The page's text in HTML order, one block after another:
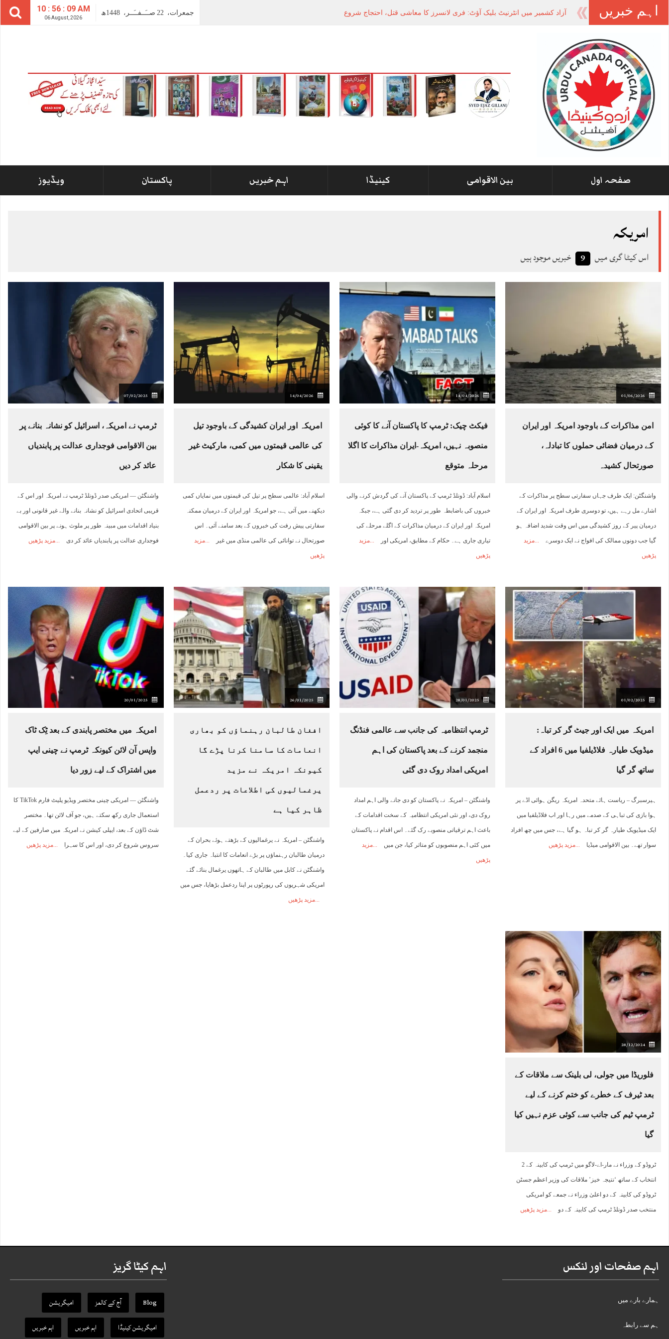
10 : 56 : 10 AM
06 August, 2026
جمعرات، 22 صــَــفــَــر، 1448ھ اہم خبریں
صفحہ اول بین الاقوامی کینیڈا اہم خبریں پاکستان ویڈیوز
امریکہ
اس کیٹا گری میں 9 خبریں موجود ہیں
01/06/2026
امن مذاکرات کے باوجود امریکہ اور ایران
کے درمیان فضائی حملوں کا تبادلہ،
صورتحال کشیدہ
واشنگٹن: ایک طرف جہاں سفارتی سطح پر مذاکرات کے
اشارے مل رہے ہیں، تو دوسری طرف امریکہ اور ایران کے
درمیان پیر کے روز کشیدگی میں اس وقت شدید اضافہ ہو
گیا جب دونوں ممالک کی افواج نے ایک دوسرے مزید
پڑھیں
14/04/2026
فیکٹ چیک: ٹرمپ کا پاکستان آنے کا کوئی
منصوبہ نہیں، امریکہ-ایران مذاکرات کا اگلا
مرحلہ متوقع
اسلام آباد: ڈونلڈ ٹرمپ کے پاکستان آنے کی گردش کرنے والی
خبروں کی باضابطہ طور پر تردید کر دی گئی ہے، جبکہ
امریکہ اور ایران کے درمیان مذاکرات کے اگلے مرحلے کی
تیاری جاری ہے۔ حکام کے مطابق، امریکی اور مزید
پڑھیں
14/04/2026
امریکہ اور ایران کشیدگی کے باوجود تیل
کی عالمی قیمتوں میں کمی، مارکیٹ غیر
یقینی کا شکار
اسلام آباد: عالمی سطح پر تیل کی قیمتوں میں نمایاں کمی
دیکھنے میں آئی ہے، جو امریکہ اور ایران کے درمیان ممکنہ
سفارتی پیش رفت کی خبروں کے بعد سامنے آئی۔ اس
صورتحال نے توانائی کی عالمی منڈی میں غیر مزید
پڑھیں
07/02/2025
ٹرمپ نے امریکہ، اسرائیل کو نشانہ بنانے پر
بین الاقوامی فوجداری عدالت پر پابندیاں
عائد کر دیں
واشنگٹن — امریکی صدر ڈونلڈ ٹرمپ نے امریکہ اور اس کے
قریبی اتحادی اسرائیل کو نشانہ بنانے والے غیر قانونی اور بے
بنیاد اقدامات میں مبینہ طور پر ملوث ہونے پر بین الاقوامی
فوجداری عدالت پر پابندیاں عائد کر دی مزید پڑھیں
01/02/2025
امریکہ میں ایک اور جیٹ گر کر تباہ:
میڈویک طیارہ فلاڈیلفیا میں 6 افراد کے
ساتھ گر گیا
ہیرسبرگ – ریاست ہائے متحدہ امریکہ ریگن ہوائی اڈے پر
ہوا بازی کی تباہی کے صدمے میں رہا اور اب فلاڈیلفیا میں
ایک میڈیویک طیارہ گر کر تباہ ہو گیا ہے، جس میں چھ افراد
سوار تھے۔ بین الاقوامی میڈیا مزید پڑھیں
28/01/2025
ٹرمپ انتظامیہ کی جانب سے عالمی فنڈنگ ​​
منجمد کرنے کے بعد پاکستان کی اہم
امریکی امداد روک دی گئی
واشنگٹن – امریکہ نے پاکستان کو دی جانے والی اہم امداد
روک دی، اور نئی امریکی انتظامیہ کے سخت اقدامات کے
باعث اہم ترقیاتی منصوبے رک گئے۔ اس اقدام نے پاکستان
میں کئی اہم منصوبوں کو متاثر کیا، جن میں مزید
پڑھیں
26/01/2025
افغان طالبان رہنماؤں کو بھاری
انعامات کا سامنا کرنا پڑے گا
کیونکہ امریکہ نے مزید
یرغمالیوں کی اطلاعات پر ردعمل
ظاہر کیا ہے
واشنگٹن – امریکہ نے یرغمالیوں کے بڑھتے ہوئے بحران کے
درمیان طالبان رہنماؤں پر بڑے انعامات کا انتباہ جاری کیا۔
واشنگٹن نے کابل میں طالبان کے ہاتھوں یرغمال بنائے گئے
امریکی شہریوں کی رپورٹوں پر اپنا ردعمل بڑھایا، جس میں
مزید پڑھیں
20/01/2025
امریکہ میں مختصر پابندی کے بعد ٹِک ٹاک
واپس آن لائن کیونکہ ٹرمپ نے چینی ایپ
میں اشتراک کے لیے زور دیا
واشنگٹن — امریکی چینی مختصر ویڈیو پلیٹ فارم TikTok کا
استعمال جاری رکھ سکتے ہیں، جو آف لائن تھا۔ مختصر
شٹ ڈاؤن کے بعد، ایپلی کیشن نے امریکہ میں صارفین کے لیے
سروس شروع کر دی، اور اس کا سہرا مزید پڑھیں
28/12/2024
فلوریڈا میں جولی، لی بلینک سے ملاقات کے
بعد ٹیرف کے خطرے کو ختم کرنے کے لیے
ٹرمپ ٹیم کی جانب سے کوئی عزم نہیں کیا
گیا
ٹروڈو کے وزراء نے مار-اے-لاگو میں ٹرمپ کی کابینہ کے 2
انتخاب کے ساتھ ‘نتیجہ خیز’ ملاقات کی وزیر اعظم جسٹن
ٹروڈو کی کابینہ کے دو اعلیٰ وزراء نے جمعے کو امریکی
منتخب صدر ڈونلڈ ٹرمپ کی کابینہ کے دو مزید پڑھیں
اہم صفحات اور لنکس
ہمارے بارے میں
ہم سے رابطہ
اہم کیٹا گریز
Blog آج کے کالمز
امیگریشن
امیگریشن کینیڈا
اہم خبریں اہم خبریں